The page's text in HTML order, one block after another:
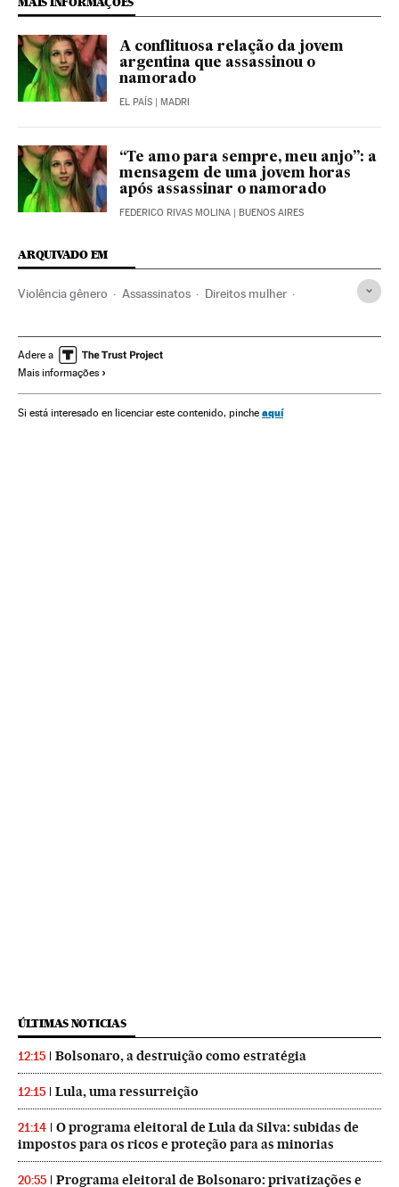
A conflituosa relação da jovem
argentina que assassinou o
namorado
EL PAÍS | MADRI
“Te amo para sempre, meu anjo”: a
mensagem de uma jovem horas
após assassinar o namorado
FEDERICO RIVAS MOLINA | BUENOS AIRES
ARQUIVADO EM
Violência gênero Assassinatos Direitos mulher
América Latina Acontecimentos
Buenos Aires
Justiça Assassinato casal Caso Pastorizzo
Adere a
Mais informações
Si está interesado en licenciar este contenido, pinche aquí
ÚLTIMAS NOTICIAS
12:15 Bolsonaro, a destruição como estratégia
12:15 Lula, uma ressurreição
21:14
O programa eleitoral de Lula da Silva: subidas de
impostos para os ricos e proteção para as minorias
20:55
Programa eleitoral de Bolsonaro: privatizações e